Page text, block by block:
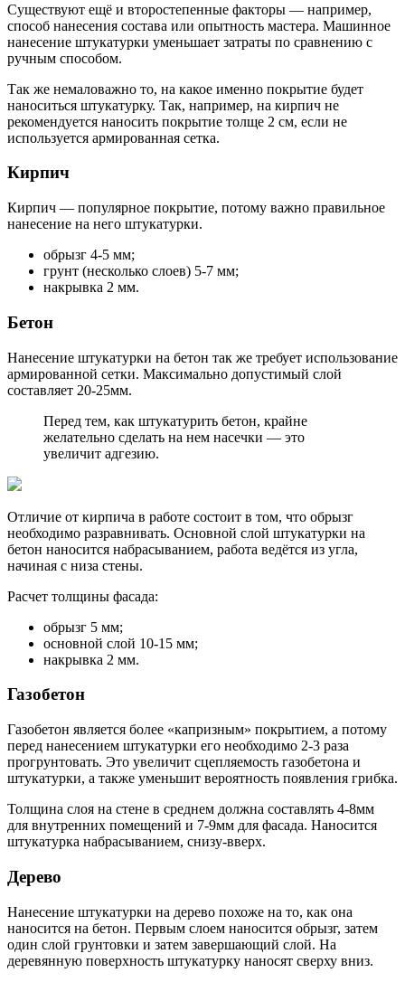
Существуют ещё и второстепенные факторы — например,
способ нанесения состава или опытность мастера. Машинное
нанесение штукатурки уменьшает затраты по сравнению с
ручным способом.
Так же немаловажно то, на какое именно покрытие будет
наноситься штукатурку. Так, например, на кирпич не
рекомендуется наносить покрытие толще 2 см, если не
используется армированная сетка.
Кирпич
Кирпич — популярное покрытие, потому важно правильное
нанесение на него штукатурки.
обрызг 4-5 мм;
грунт (несколько слоев) 5-7 мм;
накрывка 2 мм.
Бетон
Нанесение штукатурки на бетон так же требует использование
армированной сетки. Максимально допустимый слой
составляет 20-25мм.
Перед тем, как штукатурить бетон, крайне
желательно сделать на нем насечки — это
увеличит адгезию.
Отличие от кирпича в работе состоит в том, что обрызг
необходимо разравнивать. Основной слой штукатурки на
бетон наносится набрасыванием, работа ведётся из угла,
начиная с низа стены.
Расчет толщины фасада:
обрызг 5 мм;
основной слой 10-15 мм;
накрывка 2 мм.
Газобетон
Газобетон является более «капризным» покрытием, а потому
перед нанесением штукатурки его необходимо 2-3 раза
прогрунтовать. Это увеличит сцепляемость газобетона и
штукатурки, а также уменьшит вероятность появления грибка.
Толщина слоя на стене в среднем должна составлять 4-8мм
для внутренних помещений и 7-9мм для фасада. Наносится
штукатурка набрасыванием, снизу-вверх.
Дерево
Нанесение штукатурки на дерево похоже на то, как она
наносится на бетон. Первым слоем наносится обрызг, затем
один слой грунтовки и затем завершающий слой. На
деревянную поверхность штукатурку наносят сверху вниз.